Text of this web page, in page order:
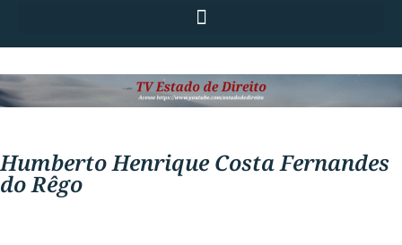
Humberto Henrique Costa Fernandes
do Rêgo